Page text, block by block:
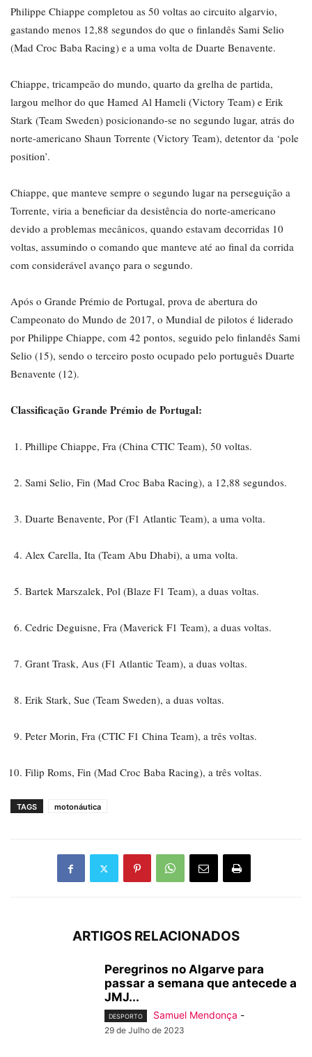
Philippe Chiappe completou as 50 voltas ao circuito algarvio,
gastando menos 12,88 segundos do que o finlandês Sami Selio
(Mad Croc Baba Racing) e a uma volta de Duarte Benavente.
Chiappe, tricampeão do mundo, quarto da grelha de partida,
largou melhor do que Hamed Al Hameli (Victory Team) e Erik
Stark (Team Sweden) posicionando-se no segundo lugar, atrás do
norte-americano Shaun Torrente (Victory Team), detentor da ‘pole
position’.
Chiappe, que manteve sempre o segundo lugar na perseguição a
Torrente, viria a beneficiar da desistência do norte-americano
devido a problemas mecânicos, quando estavam decorridas 10
voltas, assumindo o comando que manteve até ao final da corrida
com considerável avanço para o segundo.
Após o Grande Prémio de Portugal, prova de abertura do
Campeonato do Mundo de 2017, o Mundial de pilotos é liderado
por Philippe Chiappe, com 42 pontos, seguido pelo finlandês Sami
Selio (15), sendo o terceiro posto ocupado pelo português Duarte
Benavente (12).
Classificação Grande Prémio de Portugal:
Phillipe Chiappe, Fra (China CTIC Team), 50 voltas.
Sami Selio, Fin (Mad Croc Baba Racing), a 12,88 segundos.
Duarte Benavente, Por (F1 Atlantic Team), a uma volta.
Alex Carella, Ita (Team Abu Dhabi), a uma volta.
Bartek Marszalek, Pol (Blaze F1 Team), a duas voltas.
Cedric Deguisne, Fra (Maverick F1 Team), a duas voltas.
Grant Trask, Aus (F1 Atlantic Team), a duas voltas.
Erik Stark, Sue (Team Sweden), a duas voltas.
Peter Morin, Fra (CTIC F1 China Team), a três voltas.
Filip Roms, Fin (Mad Croc Baba Racing), a três voltas.
TAGS motonáutica
ARTIGOS RELACIONADOS
Peregrinos no Algarve para
passar a semana que antecede a
JMJ...
DESPORTO Samuel Mendonça -
29 de Julho de 2023